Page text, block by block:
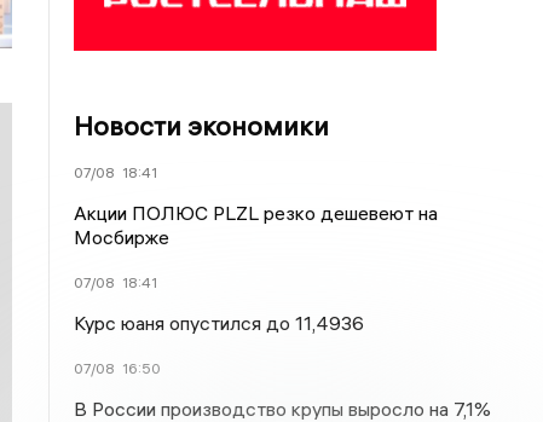
Новости экономики
07/08 18:41
Акции ПОЛЮС PLZL резко дешевеют на
Мосбирже
07/08 18:41
Курс юаня опустился до 11,4936
07/08 16:50
В России производство крупы выросло на 7,1%